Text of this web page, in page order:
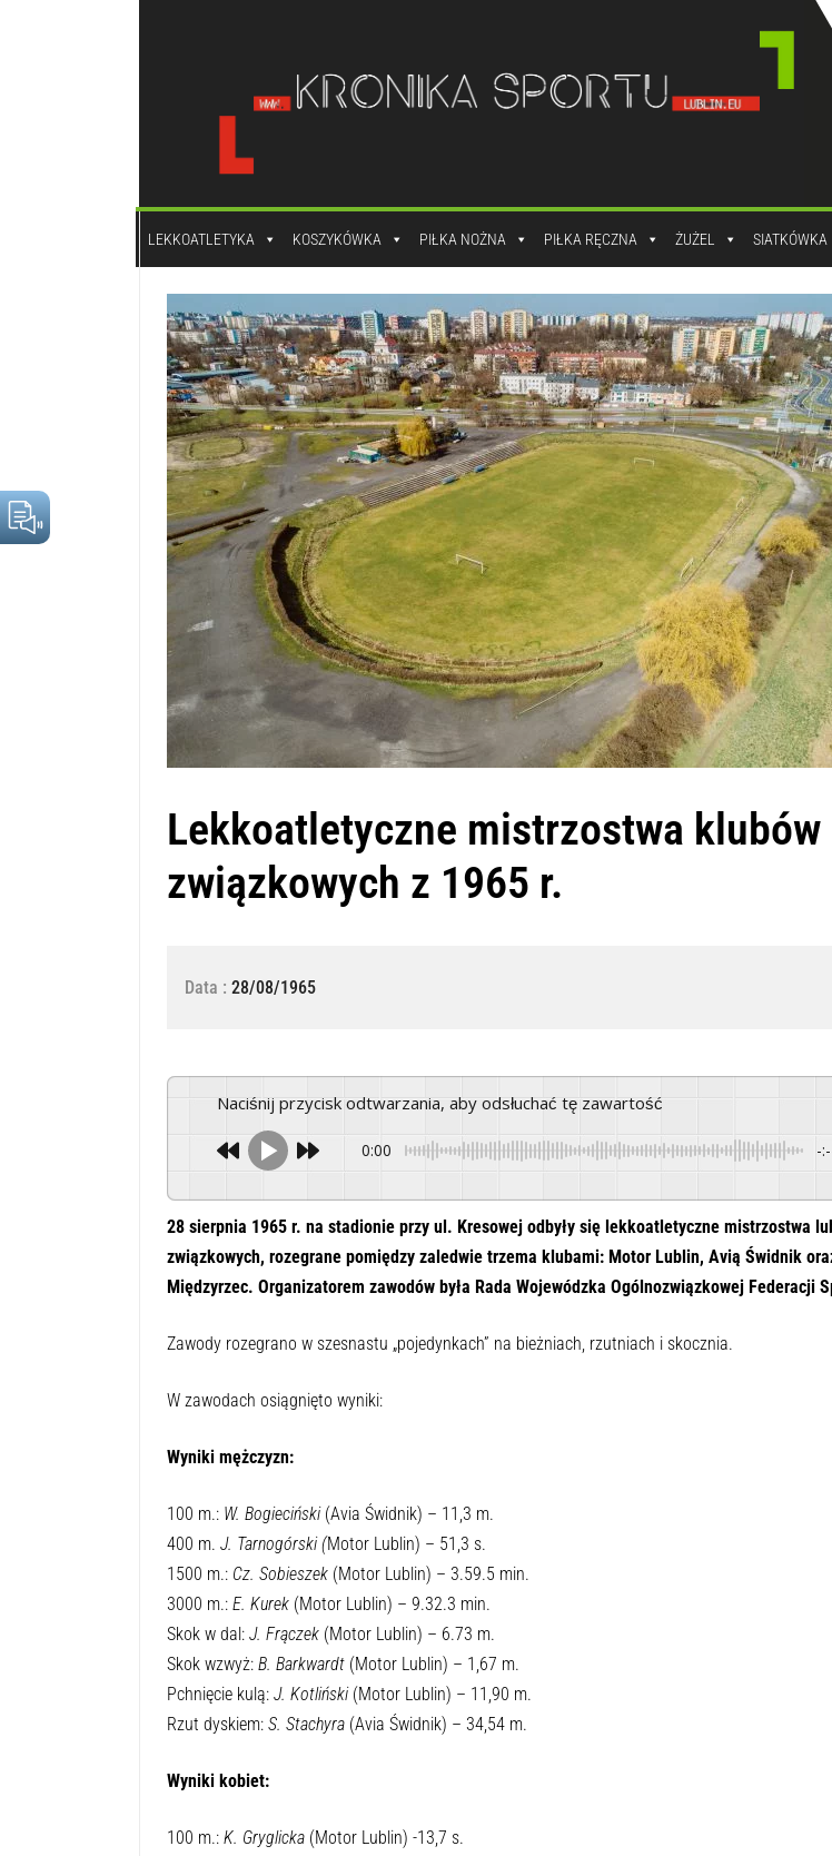
LEKKOATLETYKA KOSZYKÓWKA PIŁKA NOŻNA PIŁKA RĘCZNA ŻUŻEL SIATKÓWKA
Lekkoatletyczne mistrzostwa klubów
związkowych z 1965 r.
Data : 28/08/1965
Naciśnij przycisk odtwarzania, aby odsłuchać tę zawartość
0:00 -
28 sierpnia 1965 r. na stadionie przy ul. Kresowej odbyły się lekkoatletyczne mistrzostwa
związkowych, rozegrane pomiędzy zaledwie trzema klubami: Motor Lublin, Avią Świdnik
Międzyrzec. Organizatorem zawodów była Rada Wojewódzka Ogólnozwiązkowej Federacji
Zawody rozegrano w szesnastu „pojedynkach” na bieżniach, rzutniach i skocznia.
W zawodach osiągnięto wyniki:
Wyniki mężczyzn:
100 m.: W. Bogieciński(Avia Świdnik) – 11,3 m.
400 m. J. Tarnogórski (Motor Lublin) – 51,3 s.
1500 m.:Cz. Sobieszek(Motor Lublin) – 3.59.5 min.
3000 m.: E. Kurek(Motor Lublin) – 9.32.3 min.
Skok w dal: J. Frączek(Motor Lublin) – 6.73 m.
Skok wzwyż: B. Barkwardt(Motor Lublin) – 1,67 m.
Pchnięcie kulą:J. Kotliński(Motor Lublin) – 11,90 m.
Rzut dyskiem: S. Stachyra(Avia Świdnik) – 34,54 m.
Wyniki kobiet:
100 m.: K. Gryglicka(Motor Lublin) -13,7 s.